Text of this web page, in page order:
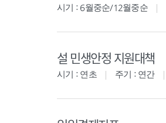
시기 : 6월중순/12월중순
설 민생안정 지원대책
시기 : 연초 주기 : 연간